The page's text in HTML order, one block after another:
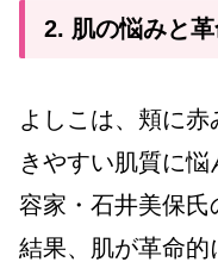
2. 肌の悩みと
よしこは、頬に
きやすい肌質に
容家・石井美保氏
結果、肌が革命的